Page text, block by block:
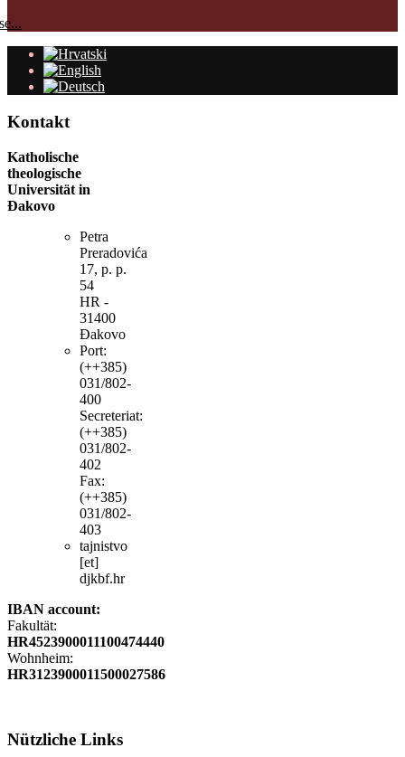
Kontakt
Katholische
theologische
Universität in
Đakovo
Petra
Preradovića
17, p. p.
54
HR -
31400
Đakovo
Port:
(++385)
031/802-
400
Secreteriat:
(++385)
031/802-
402
Fax:
(++385)
031/802-
403
tajnistvo
[et]
djkbf.hr
IBAN account:
Fakultät:
HR4523900011100474440
Wohnheim:
HR3123900011500027586
Nützliche Links